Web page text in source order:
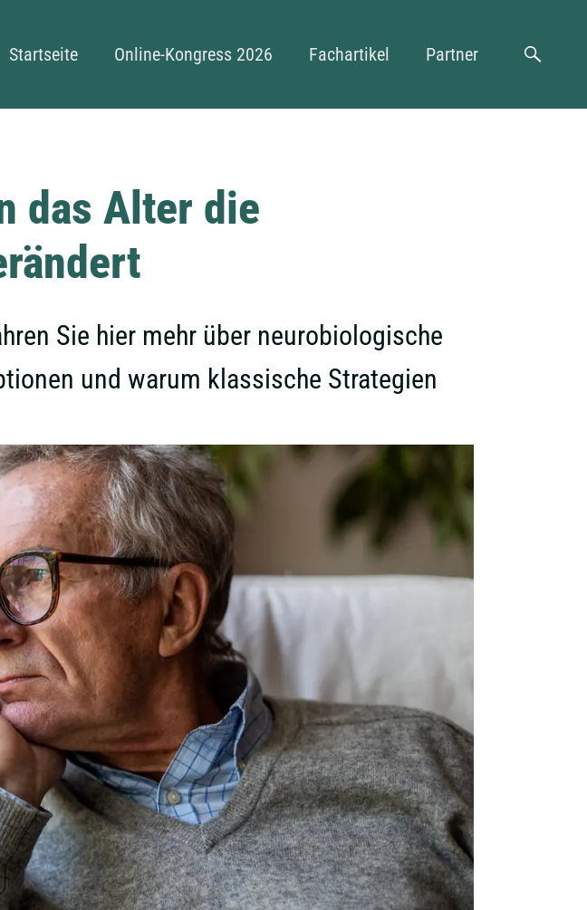
Navigation überspringen
Startseite Online-Kongress 2026 Fachartikel
Partner
das Alter die
Sie hier mehr über neurobiologische
und warum klassische Strategien